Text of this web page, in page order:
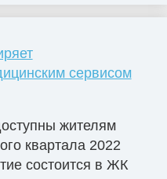
сервисом
жителям
квартала 2022
состоится в ЖК